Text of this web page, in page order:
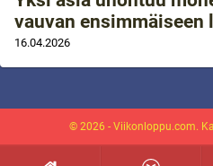
vauvan ensimmäiseen
16.04.2026
© 2026 - Viikonloppu.com.